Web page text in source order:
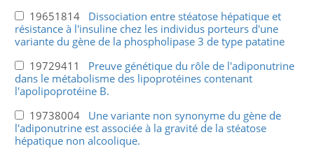
19651814 Dissociation entre stéatose hépatique et
résistance à l'insuline chez les individus porteurs d'une
variante du gène de la phospholipase 3 de type patatine
19729411 Preuve génétique du rôle de l'adiponutrine
dans le métabolisme des lipoprotéines contenant
l'apolipoprotéine B.
19738004 Une variante non synonyme du gène de
l'adiponutrine est associée à la gravité de la stéatose
hépatique non alcoolique.